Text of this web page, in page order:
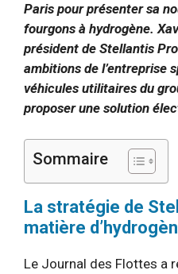
Paris pour présenter sa
fourgons à hydrogène.
président de Stellantis
ambitions de l’entreprise
véhicules utilitaires du
proposer une solution
Sommaire
La stratégie de
matière
Le Journal des Flottes a